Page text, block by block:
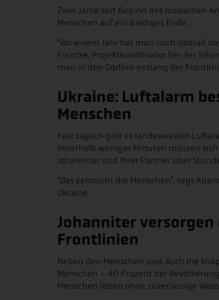
Zwei Jahre seit Beginn des russischen
Menschen auf ein baldiges Ende.
"Vor einem Jahr hat man noch überall
Francke, Projektkoordinator bei der
man in den Dörfern entlang der
Ukraine: Luftalarm
Menschen
Fast täglich gibt es landesweiten
Innerhalb weniger Minuten müssen
Johanniter und ihrer Partner über
"Das zermürbt die Menschen", sagt
Ukraine.
Johanniter versorgen
Frontlinien
Neben den Menschen sind auch die
Menschen – 40 Prozent der
Menschen leben ohne zuverlässige